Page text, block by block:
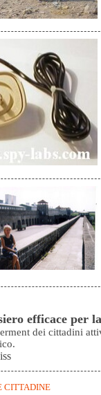
efficace per
dei cittadini
CITTADINE